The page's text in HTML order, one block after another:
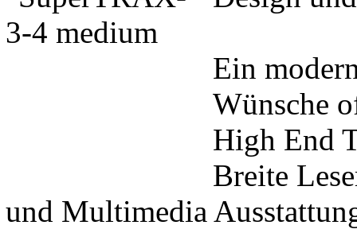
Die beste Hardwarebasis für Ihre Softwarelösungen
XATL@S integrale Sicherheit
Zutritt, Intrusion, Brandmelde, Video...
Ein
Wünsche
High End
Breite
und Multimedia